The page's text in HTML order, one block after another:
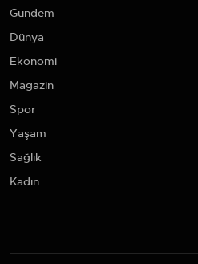
Gündem
Dünya
Ekonomi
Magazin
Spor
Yaşam
Sağlık
Kadın